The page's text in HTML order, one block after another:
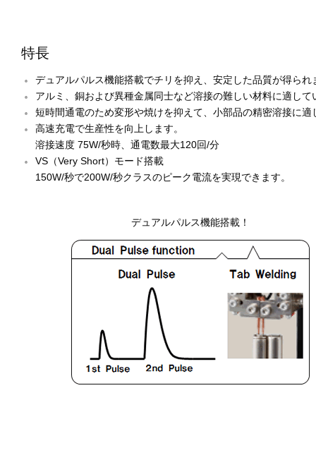
特長
デュアルパルス機能搭載でチリを抑え、安定した品質が得られ
アルミ、銅および異種金属同士など溶接の難しい材料に適して
短時間通電のため変形や焼けを抑えて、小部品の精密溶接に適
高速充電で生産性を向上します。
溶接速度 75W/秒時、通電数最大120回/分
VS（Very Short）モード搭載
150W/秒で200W/秒クラスのピーク電流を実現できます。
デュアルパルス機能搭載！